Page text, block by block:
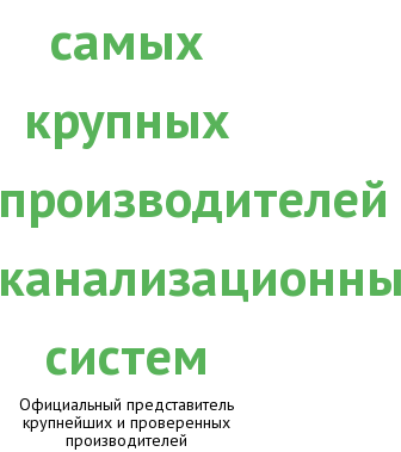
Официальный представитель
крупнейших и проверенных
производителей